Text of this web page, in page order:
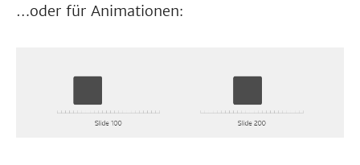
…oder für Animationen: